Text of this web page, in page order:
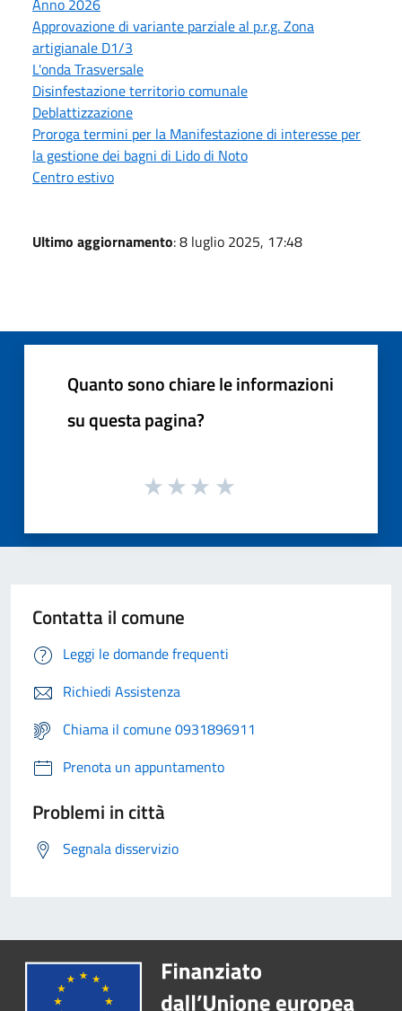
Approvazione di variante parziale al p.r.g. Zona
artigianale D1/3
L'onda Trasversale
Disinfestazione territorio comunale
Deblattizzazione
Proroga termini per la Manifestazione di interesse per
la gestione dei bagni di Lido di Noto
Centro estivo
Ultimo aggiornamento: 8 luglio 2025, 17:48
Quanto sono chiare le informazioni
su questa pagina?
Contatta il comune
Leggi le domande frequenti
Richiedi Assistenza
Chiama il comune 0931896911
Prenota un appuntamento
Problemi in città
Segnala disservizio